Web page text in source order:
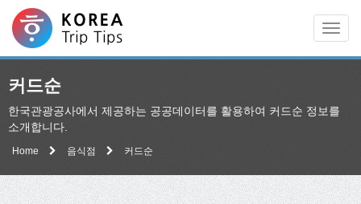
커드순
한국관광공사에서 제공하는 공공데이터를 활용하여 커드순 정보를
소개합니다.
Home 음식점 커드순